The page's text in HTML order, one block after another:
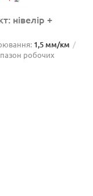
нівелір +
1,5 мм/км
робочих